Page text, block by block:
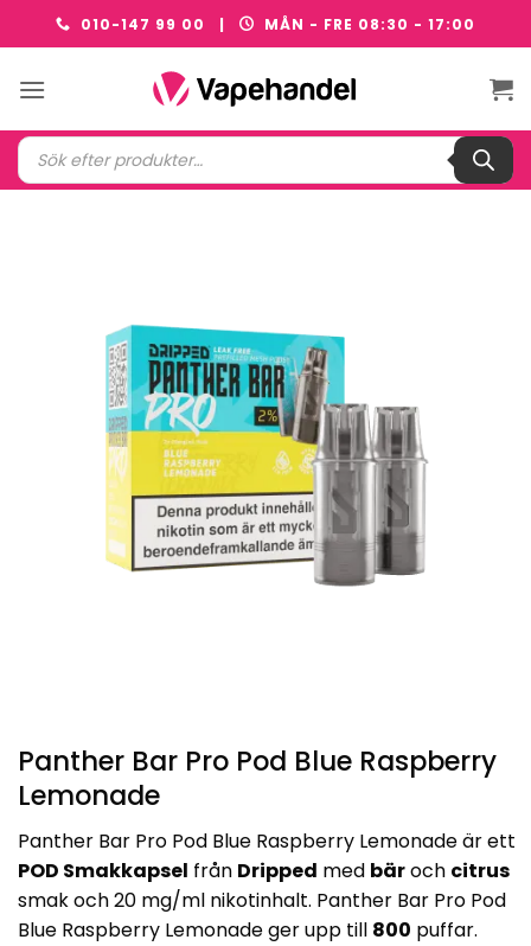
to
010-147 99 00 | MÅN - FRE 08:30 - 17:00
Produktsökning
Panther Bar Pro Pod Blue Raspberry
Lemonade
Panther Bar Pro Pod Blue Raspberry Lemonade är ett
POD Smakkapsel från Dripped med bäroch citrus
smak och 20 mg/ml nikotinhalt. Panther Bar Pro Pod
Blue Raspberry Lemonade ger upp till 800 puffar.